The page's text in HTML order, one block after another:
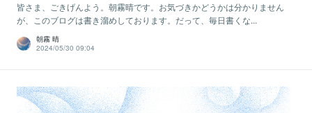
皆さま、ごきげんよう。朝霧晴です。お気づきかどうかは分かりません
が、このブログは書き溜めしております。だって、毎日書くな...
朝霧 晴
2024/05/30 09:04